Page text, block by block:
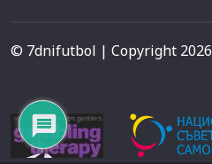
© 7dnifutbol | Copyright 2026